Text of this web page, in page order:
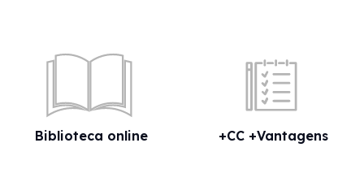
Biblioteca online +CC +Vantagens